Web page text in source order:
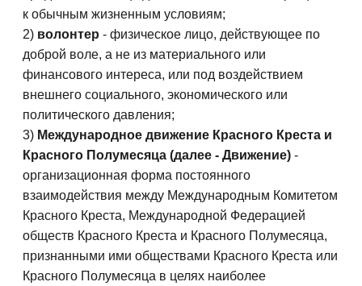
к обычным жизненным условиям;
2) волонтер - физическое лицо, действующее по
доброй воле, а не из материального или
финансового интереса, или под воздействием
внешнего социального, экономического или
политического давления;
3) Международное движение Красного Креста и
Красного Полумесяца (далее - Движение) -
организационная форма постоянного
взаимодействия между Международным Комитетом
Красного Креста, Международной Федерацией
обществ Красного Креста и Красного Полумесяца,
признанными ими обществами Красного Креста или
Красного Полумесяца в целях наиболее